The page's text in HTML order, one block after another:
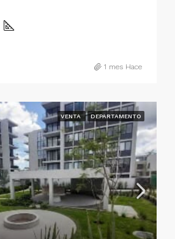
1 mes Hace
VENTA DEPARTAMENTO